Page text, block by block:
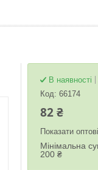
В наявності
Код: 66174
82 ₴
Показати
Мінімальна
200 ₴